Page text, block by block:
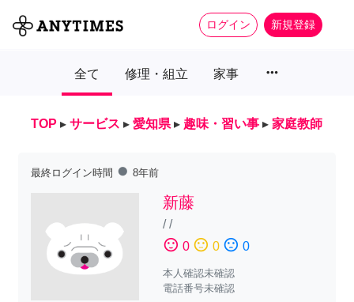
ログイン 新規登録
全て 修理・組立 家事 more_horiz
TOP ▸ サービス ▸ 愛知県 ▸ 趣味・習い事 ▸ 家庭教師
最終ログイン時間 fiber_manual_record 8年前
新藤
//
sentiment_satisfied 0 sentiment_neutral 0 sentiment_dissatisfied 0
本人確認未確認
電話番号未確認